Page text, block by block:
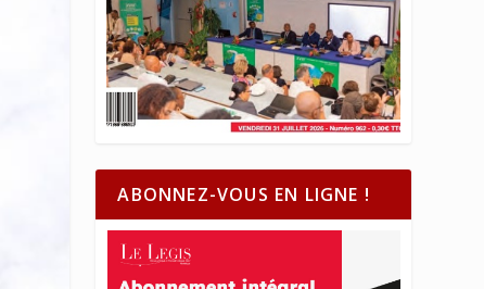
ABONNEZ-VOUS EN LIGNE !